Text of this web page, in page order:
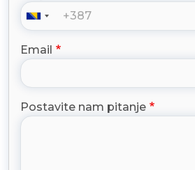
Email
Postavite nam pitanje